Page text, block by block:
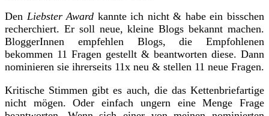
Den Liebster Award kannte ich nicht & habe ein bisschen
recherchiert. Er soll neue, kleine Blogs bekannt machen.
BloggerInnen empfehlen Blogs, die Empfohlenen
bekommen 11 Fragen gestellt & beantworten diese. Dann
nominieren sie ihrerseits 11x neu & stellen 11 neue Fragen.
Kritische Stimmen gibt es auch, die das Kettenbriefartige
nicht mögen. Oder einfach ungern eine Menge Frage